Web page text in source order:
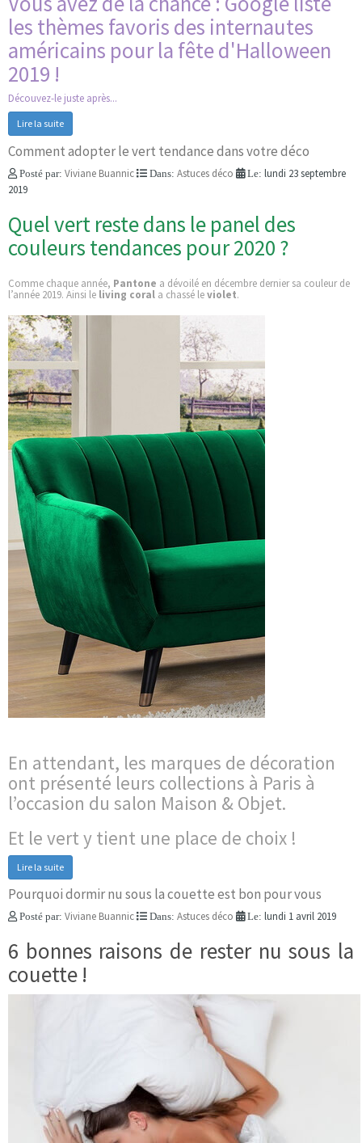
les thèmes favoris des internautes
américains pour la fête d'Halloween
2019 !
Découvez-le juste après...
Lire la suite
Comment adopter le vert tendance dans votre déco
Posté par: Viviane Buannic Dans: Astuces déco Le: lundi 23 septembre
2019
Quel vert reste dans le panel des
couleurs tendances pour 2020 ?
Comme chaque année, Pantone a dévoilé en décembre dernier sa couleur de
l’année 2019. Ainsi le living coral a chassé leviolet.
En attendant, les marques de décoration
ont présenté leurs collections à Paris à
l’occasion du salon Maison & Objet.
Et le vert y tient une place de choix !
Lire la suite
Pourquoi dormir nu sous la couette est bon pour vous
Posté par: Viviane Buannic Dans: Astuces déco Le: lundi 1 avril 2019
6 bonnes raisons de rester nu sous la
couette !